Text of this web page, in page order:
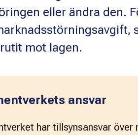
eller ändra den.
mot lagen.
ansvar
har tillsynsansvar